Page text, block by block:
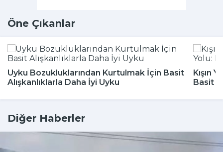
Öne Çıkanlar
Uyku Bozukluklarından Kurtulmak İçin Basit
Alışkanlıklarla Daha İyi Uyku
Kışın
Basit
Diğer Haberler